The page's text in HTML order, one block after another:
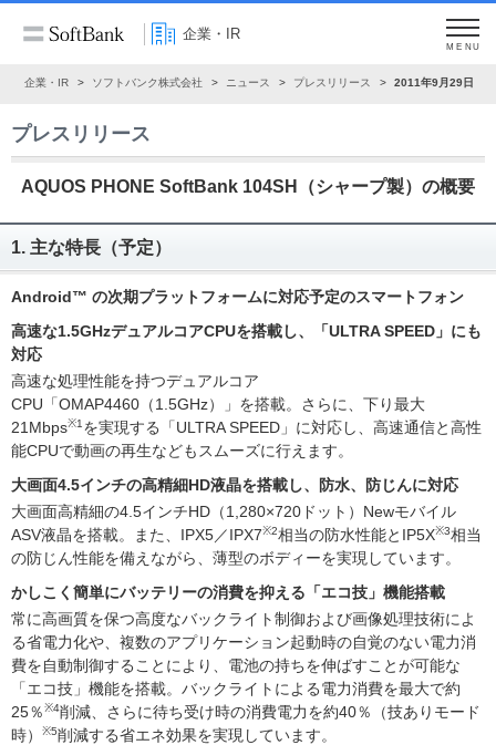
企業・IR
MENU
企業・IR ソフトバンク株式会社 ニュース プレスリリース 2011年9月29日
プレスリリース
AQUOS PHONE SoftBank 104SH（シャープ製）の概要
1. 主な特長（予定）
Android™ の次期プラットフォームに対応予定のスマートフォン
高速な1.5GHzデュアルコアCPUを搭載し、「ULTRA SPEED」にも
対応
高速な処理性能を持つデュアルコア
CPU「OMAP4460（1.5GHz）」を搭載。さらに、下り最大
21Mbps※1 を実現する「ULTRA SPEED」に対応し、高速通信と高性
能CPUで動画の再生などもスムーズに行えます。
大画面4.5インチの高精細HD液晶を搭載し、防水、防じんに対応
大画面高精細の4.5インチHD（1,280×720ドット）Newモバイル
ASV液晶を搭載。また、IPX5／IPX7※2相当の防水性能とIP5X※3相当
の防じん性能を備えながら、薄型のボディーを実現しています。
かしこく簡単にバッテリーの消費を抑える「エコ技」機能搭載
常に高画質を保つ高度なバックライト制御および画像処理技術によ
る省電力化や、複数のアプリケーション起動時の自覚のない電力消
費を自動制御することにより、電池の持ちを伸ばすことが可能な
「エコ技」機能を搭載。バックライトによる電力消費を最大で約
25％※4削減、さらに待ち受け時の消費電力を約40％（技ありモード
時）
※5削減する省エネ効果を実現しています。